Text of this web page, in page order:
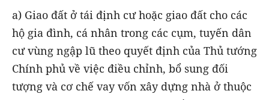
a) Giao đất ở tái định cư hoặc giao đất cho các
hộ gia đình, cá nhân trong các cụm, tuyến dân
cư vùng ngập lũ theo quyết định của Thủ tướng
Chính phủ về việc điều chỉnh, bổ sung đối
tượng và cơ chế vay vốn xây dựng nhà ở thuộc